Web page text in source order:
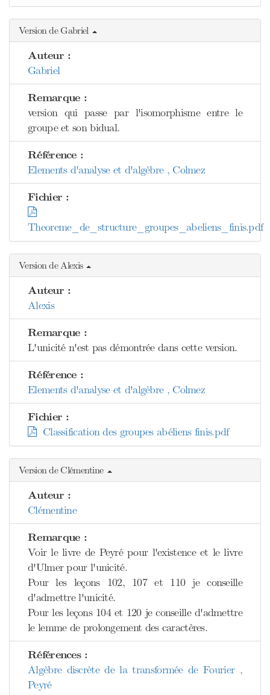
Version de Gabriel
Auteur :
Gabriel
Remarque :
version qui passe par l'isomorphisme entre le
groupe et son bidual.
Référence :
Elements d'analyse et d'algèbre , Colmez
Fichier :
Theoreme_de_structure_groupes_abeliens_finis.pdf
Version de Alexis
Auteur :
Alexis
Remarque :
L'unicité n'est pas démontrée dans cette version.
Référence :
Elements d'analyse et d'algèbre , Colmez
Fichier :
Classification des groupes abéliens finis.pdf
Version de Clémentine
Auteur :
Clémentine
Remarque :
Voir le livre de Peyré pour l'existence et le livre
d'Ulmer pour l'unicité.
Pour les leçons 102, 107 et 110 je conseille
d'admettre l'unicité.
Pour les leçons 104 et 120 je conseille d'admettre
le lemme de prolongement des caractères.
Références :
Algèbre discrète de la transformée de Fourier ,
Peyré